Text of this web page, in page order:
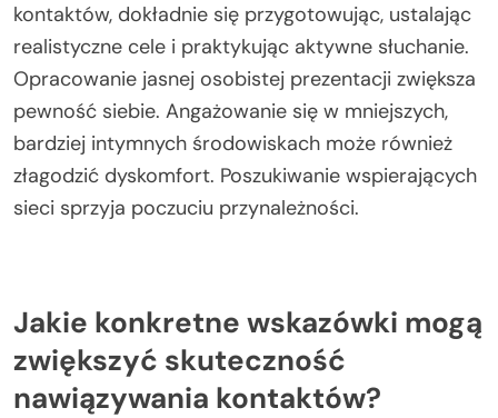
kontaktów, dokładnie się przygotowując, ustalając
realistyczne cele i praktykując aktywne słuchanie.
Opracowanie jasnej osobistej prezentacji zwiększa
pewność siebie. Angażowanie się w mniejszych,
bardziej intymnych środowiskach może również
złagodzić dyskomfort. Poszukiwanie wspierających
sieci sprzyja poczuciu przynależności.
Jakie konkretne wskazówki mogą
zwiększyć skuteczność
nawiązywania kontaktów?